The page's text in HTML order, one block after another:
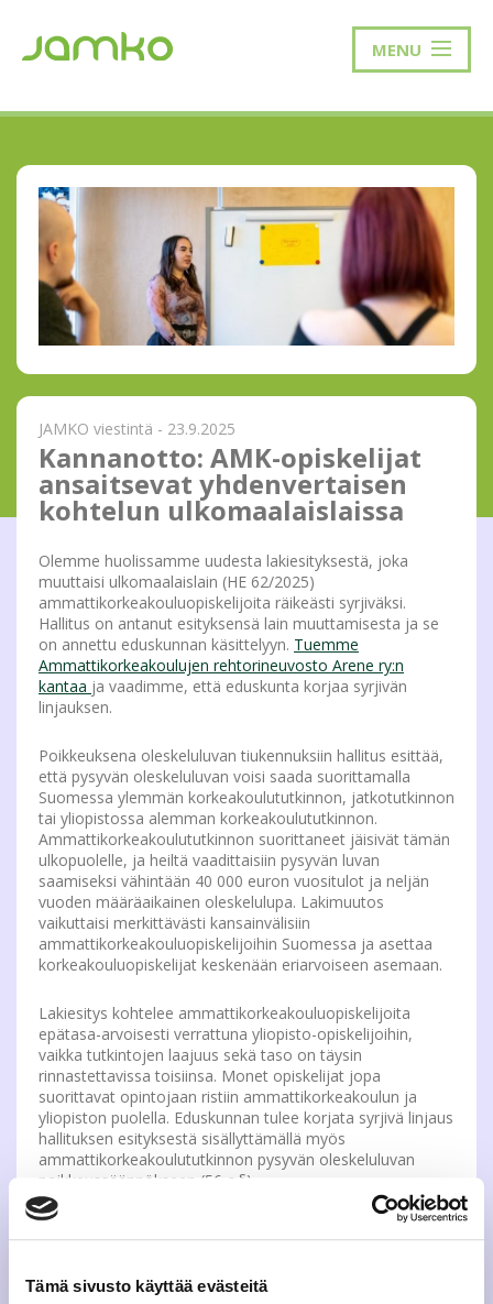
Tämä sivusto käyttää evästeitä
MENU
JAMKO viestintä - 23.9.2025
Kannanotto: AMK-opiskelijat
ansaitsevat yhdenvertaisen
kohtelun ulkomaalaislaissa
Olemme huolissamme uudesta lakiesityksestä, joka
muuttaisi ulkomaalaislain (HE 62/2025)
ammattikorkeakouluopiskelijoita räikeästi syrjiväksi.
Hallitus on antanut esityksensä lain muuttamisesta ja se
on annettu eduskunnan käsittelyyn. Tuemme
Ammattikorkeakoulujen rehtorineuvosto Arene ry:n
kantaa ja vaadimme, että eduskunta korjaa syrjivän
linjauksen.
Poikkeuksena oleskeluluvan tiukennuksiin hallitus esittää,
että pysyvän oleskeluluvan voisi saada suorittamalla
Suomessa ylemmän korkeakoulututkinnon, jatkotutkinnon
tai yliopistossa alemman korkeakoulututkinnon.
Ammattikorkeakoulututkinnon suorittaneet jäisivät tämän
ulkopuolelle, ja heiltä vaadittaisiin pysyvän luvan
saamiseksi vähintään 40 000 euron vuositulot ja neljän
vuoden määräaikainen oleskelulupa. Lakimuutos
vaikuttaisi merkittävästi kansainvälisiin
ammattikorkeakouluopiskelijoihin Suomessa ja asettaa
korkeakouluopiskelijat keskenään eriarvoiseen asemaan.
Lakiesitys kohtelee ammattikorkeakouluopiskelijoita
epätasa-arvoisesti verrattuna yliopisto-opiskelijoihin,
vaikka tutkintojen laajuus sekä taso on täysin
rinnastettavissa toisiinsa. Monet opiskelijat jopa
suorittavat opintojaan ristiin ammattikorkeakoulun ja
yliopiston puolella. Eduskunnan tulee korjata syrjivä linjaus
hallituksen esityksestä sisällyttämällä myös
ammattikorkeakoulututkinnon pysyvän oleskeluluvan
poikkeussäännökseen (56 c §).
Ammattikorkeakouluopiskelijat on rinnastettava myös
lainsäädännössä yliopisto-opiskelijoihin. Kansainvälisten
opiskelijoiden on voitava opiskella sekä rakentaa
olosuhteissa.